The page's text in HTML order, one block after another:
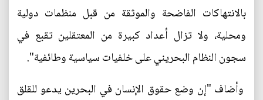
بالانتهاكات الفاضحة والموثقة من قبل منظمات دولية
ومحلية، ولا تزال أعداد كبيرة من المعتقلين تقبع في
سجون النظام البحريني على خلفيات سياسية وطائفية".
وأضاف "إن وضع حقوق الإنسان في البحرين يدعو للقلق